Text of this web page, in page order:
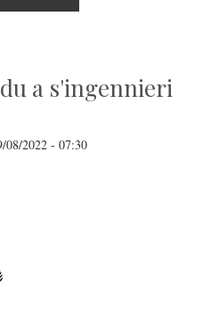
a s'ingennieri
08/2022 - 07:30